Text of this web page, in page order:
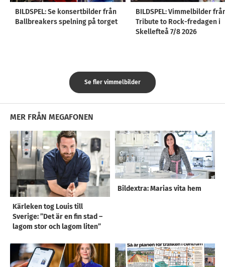
BILDSPEL: Se konsertbilder från
Ballbreakers spelning på torget
BILDSPEL: Vimmelbilder
Tribute to Rock-fredagen i
Skellefteå 7/8 2026
Se fler vimmelbilder
MER FRÅN MEGAFONEN
Kärleken tog Louis till
Sverige: ”Det är en fin stad –
lagom stor och lagom liten”
Bildextra: Marias vita hem